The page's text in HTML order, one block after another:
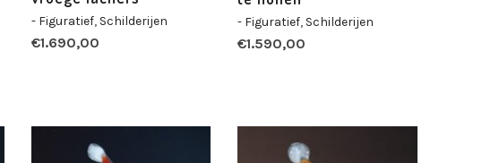
- Figuratief, Schilderijen
€1.690,00
- Figuratief, Schilderijen
€1.590,00